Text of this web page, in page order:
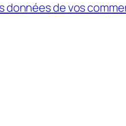
données de vos